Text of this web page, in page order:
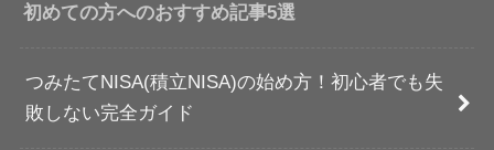
初めての方へのおすすめ記事5選
つみたてNISA(積立NISA)の始め方！初心者でも失
敗しない完全ガイド